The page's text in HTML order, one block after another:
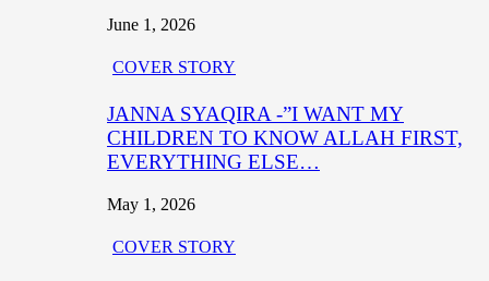
June 1, 2026
COVER STORY
JANNA SYAQIRA -”I WANT MY
CHILDREN TO KNOW ALLAH FIRST,
EVERYTHING ELSE…
May 1, 2026
COVER STORY